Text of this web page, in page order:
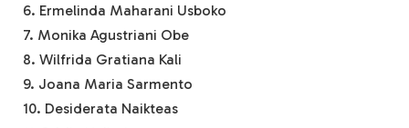
6. Ermelinda Maharani Usboko
7. Monika Agustriani Obe
8. Wilfrida Gratiana Kali
9. Joana Maria Sarmento
10. Desiderata Naikteas